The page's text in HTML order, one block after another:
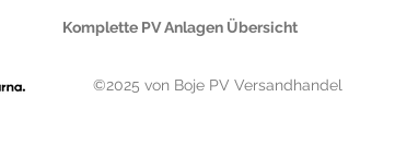
Komplette PV Anlagen Übersicht
©2025 von Boje PV Versandhandel